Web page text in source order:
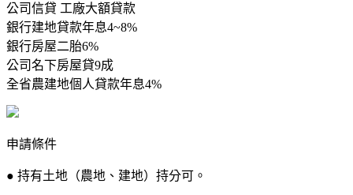
公司信貸 工廠大額貸款
銀行建地貸款年息4~8%
銀行房屋二胎6%
公司名下房屋貸9成
全省農建地個人貸款年息4%
申請條件
● 持有土地（農地、建地）持分可。